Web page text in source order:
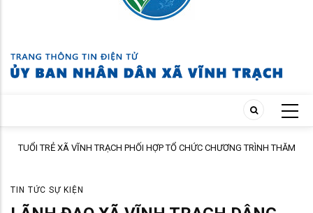
TUỔI TRẺ XÃ VĨNH TRẠCH PHỐI HỢP TỔ CHỨC CHƯƠNG TRÌNH THĂM
TIN TỨC SỰ KIỆN